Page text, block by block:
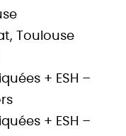
Toulouse
+ ESH –
+ ESH –